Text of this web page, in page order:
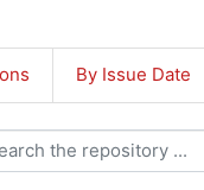
By Issue Date